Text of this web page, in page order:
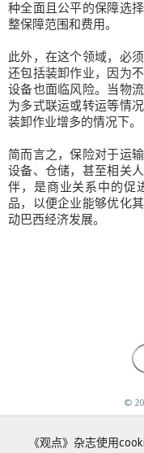
种全面且公平的保障选
整保障范围和费用。
此外，在这个领域，必
还包括装卸作业，因为
设备也面临风险。当物
为多式联运或转运等情
装卸作业增多的情况下。
简而言之，保险对于运
设备、仓储，甚至相关
伴，是商业关系中的促
品，以便企业能够优化
动巴西经济发展。
©
《观点》杂志使用